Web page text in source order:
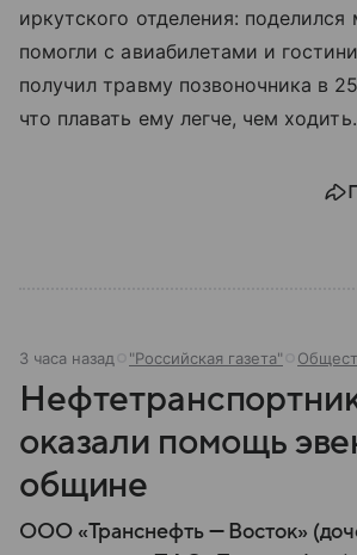
иркутского отделения:
помогли с авиабилетами и
получил травму позвоночника в
что плавать ему легче, чем
3 часа назад "Российская газета"
оказали помощь
общине
ООО «Транснефть — Восток»